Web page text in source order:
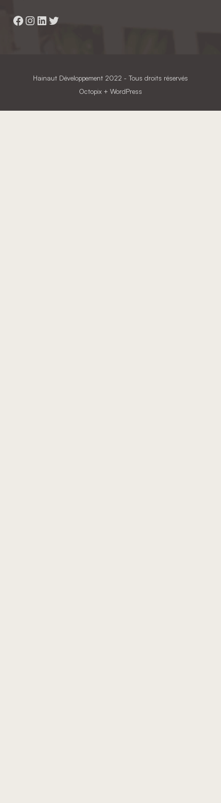
Facebook
Instagram
LinkedIn
Twitter
Hainaut Développement 2022 - Tous droits réservés
Octopix + WordPress